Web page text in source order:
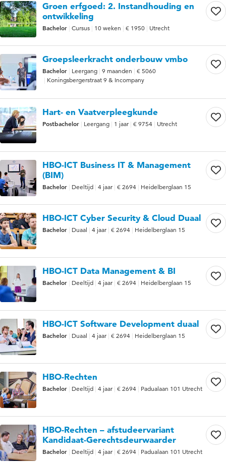
Groen erfgoed: 2. Instandhouding en
ontwikkeling
Bachelor Cursus 10 weken € 1950 Utrecht
Groepsleerkracht onderbouw vmbo
Bachelor Leergang 9 maanden
€ 5060
Koningsbergerstraat 9 & Incompany
Hart- en Vaatverpleegkunde
Postbachelor Leergang 1 jaar € 9754 Utrecht
HBO-ICT Business IT & Management
(BIM)
Bachelor Deeltijd 4 jaar € 2694 Heidelberglaan 15
HBO-ICT Cyber Security & Cloud Duaal
Bachelor Duaal 4 jaar € 2694 Heidelberglaan 15
HBO-ICT Data Management & BI
Bachelor Deeltijd 4 jaar € 2694 Heidelberglaan 15
HBO-ICT Software Development duaal
Bachelor Duaal 4 jaar € 2694 Heidelberglaan 15
HBO-Rechten
Bachelor Deeltijd 4 jaar € 2694 Padualaan 101 Utrecht
HBO-Rechten – afstudeervariant
Kandidaat-Gerechtsdeurwaarder
Bachelor Deeltijd 4 jaar € 2694 Padualaan 101 Utrecht